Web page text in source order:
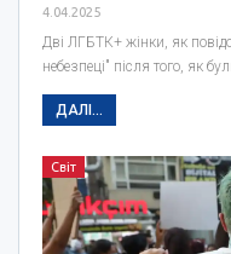
4.04.2025
Дві ЛГБТК+ жінки, як
небезпеці" після того, як
ДАЛІ...
Світ